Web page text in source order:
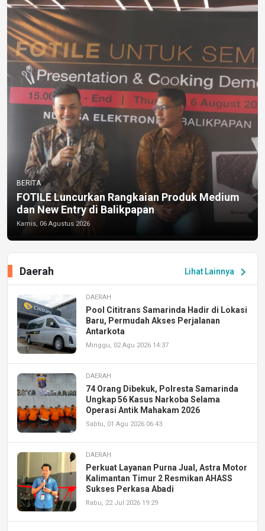
BERITA
FOTILE Luncurkan Rangkaian Produk Medium
dan New Entry di Balikpapan
Kamis, 06 Agustus 2026
Lihat Lainnya chevron_right
Daerah
DAERAH
Pool Cititrans Samarinda Hadir di Lokasi
Baru, Permudah Akses Perjalanan
Antarkota
Minggu, 02 Agu 2026 14:37
DAERAH
74 Orang Dibekuk, Polresta Samarinda
Ungkap 56 Kasus Narkoba Selama
Operasi Antik Mahakam 2026
Sabtu, 01 Agu 2026 06:43
DAERAH
Perkuat Layanan Purna Jual, Astra Motor
Kalimantan Timur 2 Resmikan AHASS
Sukses Perkasa Abadi
Rabu, 22 Jul 2026 19:29